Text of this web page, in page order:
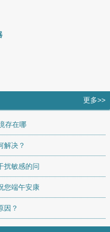
更多>>
存在哪
解决？
扰敏感的问
您端午安康
因？